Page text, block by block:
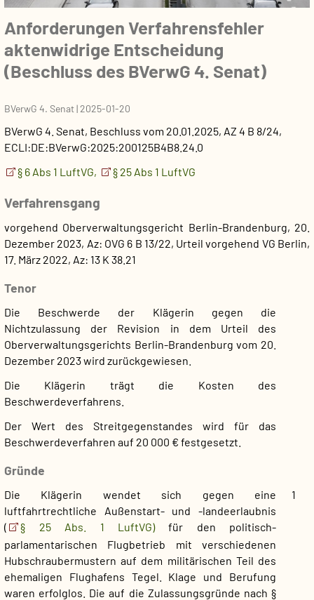
Anforderungen Verfahrensfehler
aktenwidrige Entscheidung
(Beschluss des BVerwG 4. Senat)
BVerwG 4. Senat|2025-01-20
BVerwG 4. Senat, Beschluss vom 20.01.2025, AZ 4 B 8/24,
ECLI:DE:BVerwG:2025:200125B4B8.24.0
§ 6 Abs 1 LuftVG,
§ 25 Abs 1 LuftVG
Verfahrensgang
vorgehend Oberverwaltungsgericht Berlin-Brandenburg, 20.
Dezember 2023, Az: OVG 6 B 13/22, Urteil vorgehend VG Berlin,
17. März 2022, Az: 13 K 38.21
Tenor
Die Beschwerde der Klägerin gegen die
Nichtzulassung der Revision in dem Urteil des
Oberverwaltungsgerichts Berlin-Brandenburg vom 20.
Dezember 2023 wird zurückgewiesen.
Die Klägerin trägt die Kosten des
Beschwerdeverfahrens.
Der Wert des Streitgegenstandes wird für das
Beschwerdeverfahren auf 20 000 € festgesetzt.
Gründe
1
Die Klägerin wendet sich gegen eine
luftfahrtrechtliche Außenstart- und -landeerlaubnis
(
§ 25 Abs. 1 LuftVG)für den politisch-
parlamentarischen Flugbetrieb mit verschiedenen
Hubschraubermustern auf dem militärischen Teil des
ehemaligen Flughafens Tegel. Klage und Berufung
waren erfolglos. Die auf die Zulassungsgründe nach §